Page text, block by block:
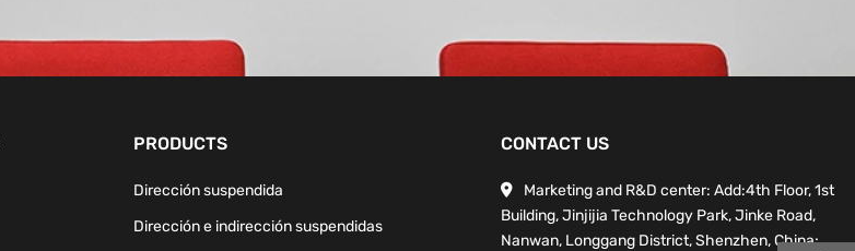
PRODUCTS
Dirección suspendida
Dirección e indirección suspendidas
CONTACT US
Marketing and R&D center: Add:4th Floor, 1st
Building, Jinjijia Technology Park, Jinke Road,
Nanwan, Longgang District, Shenzhen, China;